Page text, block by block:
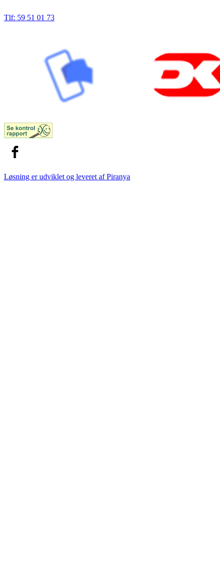
Tlf: 59 51 01 73
Løsning er udviklet og leveret afPiranya